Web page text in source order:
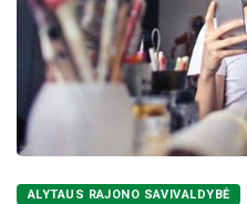
ALYTAUS RAJONO SAVIVALDYBĖ